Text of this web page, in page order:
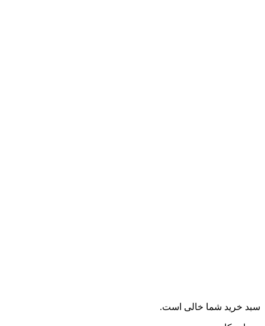
سبد خرید شما خالی است.